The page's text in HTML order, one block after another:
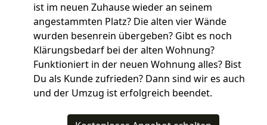
ist im neuen Zuhause wieder an seinem
angestammten Platz? Die alten vier Wände
wurden besenrein übergeben? Gibt es noch
Klärungsbedarf bei der alten Wohnung?
Funktioniert in der neuen Wohnung alles? Bist
Du als Kunde zufrieden? Dann sind wir es auch
und der Umzug ist erfolgreich beendet.